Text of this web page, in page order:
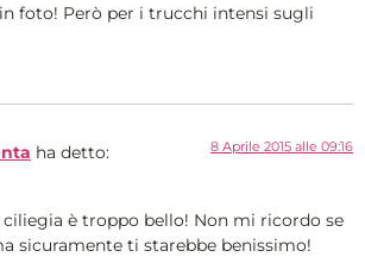
foto! Però per i trucchi intensi sugli
ha detto: 8 Aprile 2015 alle 09:16
ciliegia è troppo bello! Non mi ricordo se
sicuramente ti starebbe benissimo!